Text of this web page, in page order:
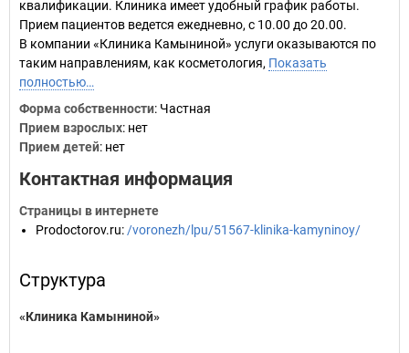
квалификации. Клиника имеет удобный график работы.
Прием пациентов ведется ежедневно, с 10.00 до 20.00.
В компании «Клиника Камыниной» услуги оказываются по
таким направлениям, как косметология, Показать
полностью…
Форма собственности: Частная
Прием взрослых: нет
Прием детей: нет
Контактная информация
Страницы в интернете
Prodoctorov.ru: /voronezh/lpu/51567-klinika-kamyninoy/
Структура
«Клиника Камыниной»